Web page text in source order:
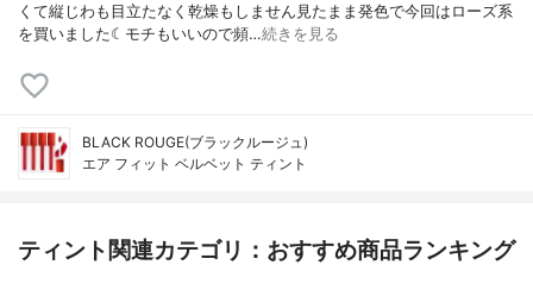
くて縦じわも目立たなく乾燥もしません見たまま発色で今回はローズ系
を買いました☾モチもいいので頻…続きを見る
BLACK ROUGE(ブラックルージュ)
エア フィット ベルベット ティント
ティント関連カテゴリ：おすすめ商品ランキング